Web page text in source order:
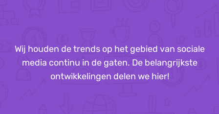
Wij houden de trends op het gebied van sociale
media continu in de gaten. De belangrijkste
ontwikkelingen delen we hier!